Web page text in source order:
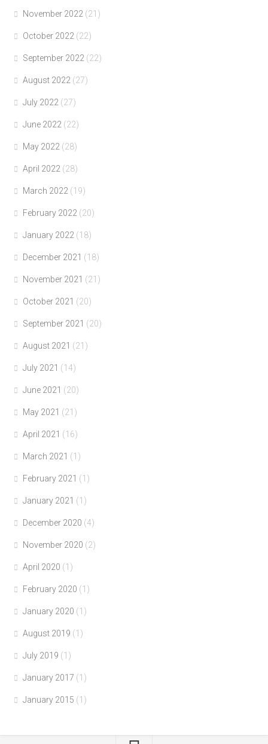
November 2022 (21)
October 2022 (22)
September 2022 (22)
August 2022 (27)
July 2022 (27)
June 2022 (22)
May 2022 (28)
April 2022 (28)
March 2022 (19)
February 2022 (20)
January 2022 (18)
December 2021 (18)
November 2021 (21)
October 2021 (20)
September 2021 (20)
August 2021 (21)
July 2021 (14)
June 2021 (20)
May 2021 (21)
April 2021 (16)
March 2021 (1)
February 2021 (1)
January 2021 (1)
December 2020 (4)
November 2020 (2)
April 2020 (1)
February 2020 (1)
January 2020 (1)
August 2019 (1)
July 2019 (1)
January 2017 (1)
January 2015 (1)